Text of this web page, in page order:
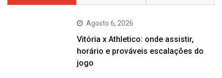
Agosto 6, 2026
Vitória x Athletico: onde assistir,
horário e prováveis escalações do
jogo